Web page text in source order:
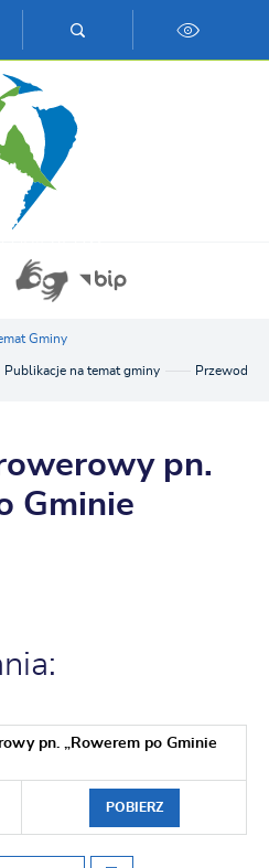
Gminy
Publikacje na temat gminy Przewodnik
pn.
Gminie
pn. „Rowerem po Gminie
POBIERZ